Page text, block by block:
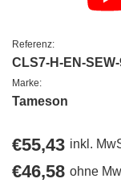
Referenz:
CLS7-H-EN-
Marke:
Tameson
Regulärer
Preis
€55,43 inkl.
Regulärer
€46,58 ohne